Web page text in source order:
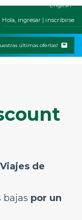
Hola, ingresar | inscribirse
últimas ofertas!
de
bajas por un
English